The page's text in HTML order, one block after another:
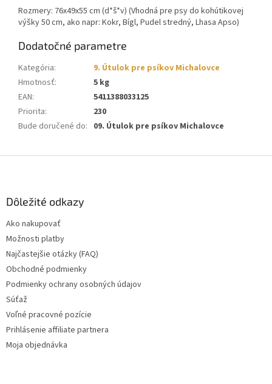
Rozmery: 76x49x55 cm (d*š*v) (Vhodná pre psy do kohútikovej
výšky 50 cm, ako napr: Kokr, Bígl, Pudel stredný, Lhasa Apso)
Dodatočné parametre
Kategória:
9. Útulok pre psíkov Michalovce
Hmotnosť:
5 kg
EAN:
5411388033125
Priorita:
230
Bude doručené do: 09. Útulok pre psíkov Michalovce
Dôležité odkazy
Ako nakupovať
Možnosti platby
Najčastejšie otázky (FAQ)
Obchodné podmienky
Podmienky ochrany osobných údajov
Súťaž
Voľné pracovné pozície
Prihlásenie affiliate partnera
Moja objednávka